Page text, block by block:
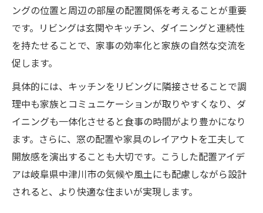
ングの位置と周辺の部屋の配置関係を考えることが重要
です。リビングは玄関やキッチン、ダイニングと連続性
を持たせることで、家事の効率化と家族の自然な交流を
促します。
具体的には、キッチンをリビングに隣接させることで調
理中も家族とコミュニケーションが取りやすくなり、ダ
イニングも一体化させると食事の時間がより豊かになり
ます。さらに、窓の配置や家具のレイアウトを工夫して
開放感を演出することも大切です。こうした配置アイデ
アは岐阜県中津川市の気候や風土にも配慮しながら設計
されると、より快適な住まいが実現します。